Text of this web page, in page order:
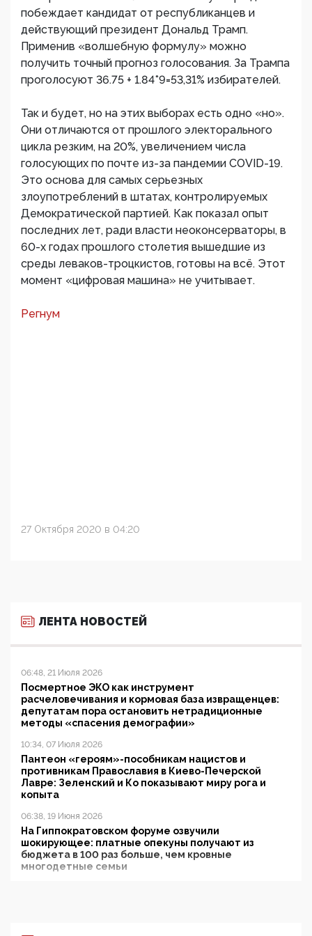
побеждает кандидат от республиканцев и
действующий президент Дональд Трамп.
Применив «волшебную формулу» можно
получить точный прогноз голосования. За Трампа
проголосуют 36.75 + 1.84*9=53,31% избирателей.
Так и будет, но на этих выборах есть одно «но».
Они отличаются от прошлого электорального
цикла резким, на 20%, увеличением числа
голосующих по почте из-за пандемии COVID-19.
Это основа для самых серьезных
злоупотреблений в штатах, контролируемых
Демократической партией. Как показал опыт
последних лет, ради власти неоконсерваторы, в
60-х годах прошлого столетия вышедшие из
среды леваков-троцкистов, готовы на всё. Этот
момент «цифровая машина» не учитывает.
Регнум
27 Октября 2020 в 04:20
ЛЕНТА НОВОСТЕЙ
06:48, 21 Июля 2026
Посмертное ЭКО как инструмент
расчеловечивания и кормовая база извращенцев:
депутатам пора остановить нетрадиционные
методы «спасения демографии»
10:34, 07 Июля 2026
Пантеон «героям»-пособникам нацистов и
противникам Православия в Киево-Печерской
Лавре: Зеленский и Ко показывают миру рога и
копыта
06:38, 19 Июня 2026
На Гиппократовском форуме озвучили
шокирующее: платные опекуны получают из
бюджета в 100 раз больше, чем кровные
многодетные семьи